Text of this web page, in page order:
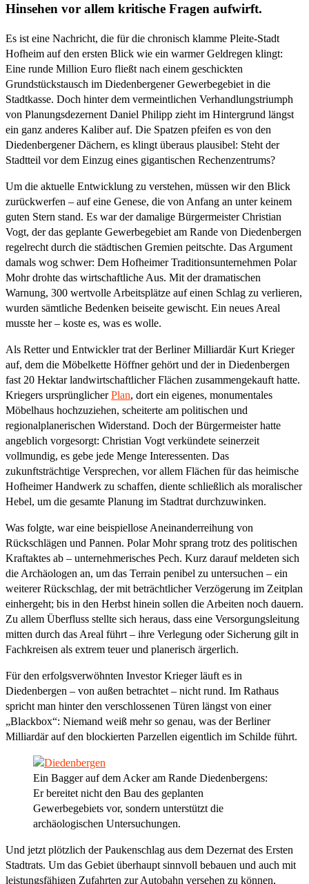
Hinsehen vor allem kritische Fragen aufwirft.
Es ist eine Nachricht, die für die chronisch klamme Pleite-Stadt
Hofheim auf den ersten Blick wie ein warmer Geldregen klingt:
Eine runde Million Euro fließt nach einem geschickten
Grundstückstausch im Diedenbergener Gewerbegebiet in die
Stadtkasse. Doch hinter dem vermeintlichen Verhandlungstriumph
von Planungsdezernent Daniel Philipp zieht im Hintergrund längst
ein ganz anderes Kaliber auf. Die Spatzen pfeifen es von den
Diedenbergener Dächern, es klingt überaus plausibel: Steht der
Stadtteil vor dem Einzug eines gigantischen Rechenzentrums?
Um die aktuelle Entwicklung zu verstehen, müssen wir den Blick
zurückwerfen – auf eine Genese, die von Anfang an unter keinem
guten Stern stand. Es war der damalige Bürgermeister Christian
Vogt, der das geplante Gewerbegebiet am Rande von Diedenbergen
regelrecht durch die städtischen Gremien peitschte. Das Argument
damals wog schwer: Dem Hofheimer Traditionsunternehmen Polar
Mohr drohte das wirtschaftliche Aus. Mit der dramatischen
Warnung, 300 wertvolle Arbeitsplätze auf einen Schlag zu verlieren,
wurden sämtliche Bedenken beiseite gewischt. Ein neues Areal
musste her – koste es, was es wolle.
Als Retter und Entwickler trat der Berliner Milliardär Kurt Krieger
auf, dem die Möbelkette Höffner gehört und der in Diedenbergen
fast 20 Hektar landwirtschaftlicher Flächen zusammengekauft hatte.
Kriegers ursprünglicherPlan, dort ein eigenes, monumentales
Möbelhaus hochzuziehen, scheiterte am politischen und
regionalplanerischen Widerstand. Doch der Bürgermeister hatte
angeblich vorgesorgt: Christian Vogt verkündete seinerzeit
vollmundig, es gebe jede Menge Interessenten. Das
zukunftsträchtige Versprechen, vor allem Flächen für das heimische
Hofheimer Handwerk zu schaffen, diente schließlich als moralischer
Hebel, um die gesamte Planung im Stadtrat durchzuwinken.
Was folgte, war eine beispiellose Aneinanderreihung von
Rückschlägen und Pannen. Polar Mohr sprang trotz des politischen
Kraftaktes ab – unternehmerisches Pech. Kurz darauf meldeten sich
die Archäologen an, um das Terrain penibel zu untersuchen – ein
weiterer Rückschlag, der mit beträchtlicher Verzögerung im Zeitplan
einhergeht; bis in den Herbst hinein sollen die Arbeiten noch dauern.
Zu allem Überfluss stellte sich heraus, dass eine Versorgungsleitung
mitten durch das Areal führt – ihre Verlegung oder Sicherung gilt in
Fachkreisen als extrem teuer und planerisch ärgerlich.
Für den erfolgsverwöhnten Investor Krieger läuft es in
Diedenbergen – von außen betrachtet – nicht rund. Im Rathaus
spricht man hinter den verschlossenen Türen längst von einer
„Blackbox“: Niemand weiß mehr so genau, was der Berliner
Milliardär auf den blockierten Parzellen eigentlich im Schilde führt.
Ein Bagger auf dem Acker am Rande Diedenbergens:
Er bereitet nicht den Bau des geplanten
Gewerbegebiets vor, sondern unterstützt die
archäologischen Untersuchungen.
Und jetzt plötzlich der Paukenschlag aus dem Dezernat des Ersten
Stadtrats. Um das Gebiet überhaupt sinnvoll bebauen und auch mit
leistungsfähigen Zufahrten zur Autobahn versehen zu können,